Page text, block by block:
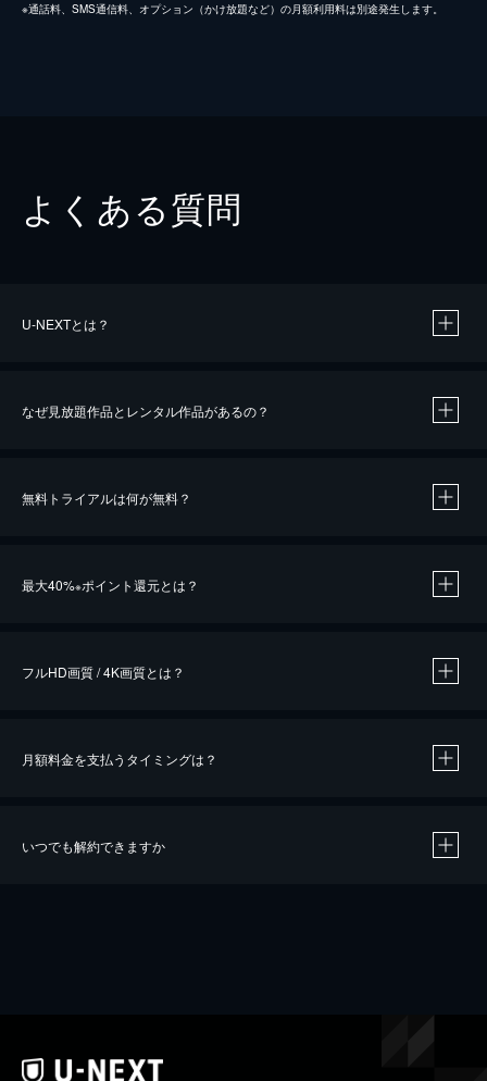
※通話料、SMS通信料、オプション（かけ放題など）の月額利用料は別途発生します。
よくある質問
U-NEXTとは？
なぜ見放題作品とレンタル作品があるの？
無料トライアルは何が無料？
最大40%※ポイント還元とは？
※40％ポイント還元の対象は、クレジットカード決済による作品の購入 / レンタルです。
フルHD画質 / 4K画質とは？
月額料金を支払うタイミングは？
いつでも解約できますか